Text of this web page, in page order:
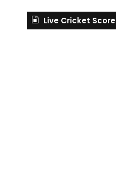
Live Cricket Score